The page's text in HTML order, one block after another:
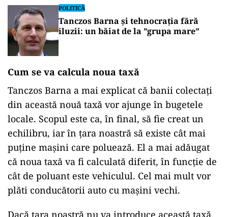
POLITICĂ
Tanczos Barna și tehnocrația fără
iluzii: un băiat de la ”grupa mare”
Cum se va calcula noua taxă
Tanczos Barna a mai explicat că banii colectați
din această nouă taxă vor ajunge în bugetele
locale. Scopul este ca, în final, să fie creat un
echilibru, iar în țara noastră să existe cât mai
puține mașini care poluează. El a mai adăugat
că noua taxă va fi calculată diferit, în funcție de
cât de poluant este vehiculul. Cel mai mult vor
plăti conducătorii auto cu mașini vechi.
Dacă țara noastră nu va introduce această taxă,